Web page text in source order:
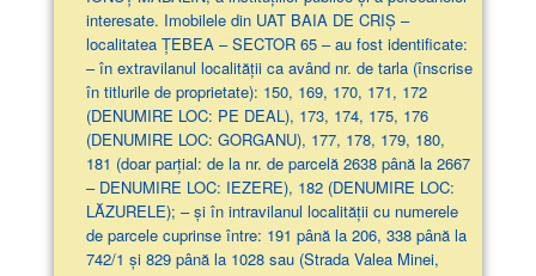
interesate. Imobilele din UAT BAIA DE CRIȘ –
localitatea ȚEBEA – SECTOR 65 – au fost identificate:
– în extravilanul localităţii ca având nr. de tarla (înscrise
în titlurile de proprietate): 150, 169, 170, 171, 172
(DENUMIRE LOC: PE DEAL), 173, 174, 175, 176
(DENUMIRE LOC: GORGANU), 177, 178, 179, 180,
181 (doar parţial: de la nr. de parcelă 2638 până la 2667
– DENUMIRE LOC: IEZERE), 182 (DENUMIRE LOC:
LĂZURELE); – și în intravilanul localității cu numerele
de parcele cuprinse între: 191 până la 206, 338 până la
742/1 și 829 până la 1028 sau (Strada Valea Minei,